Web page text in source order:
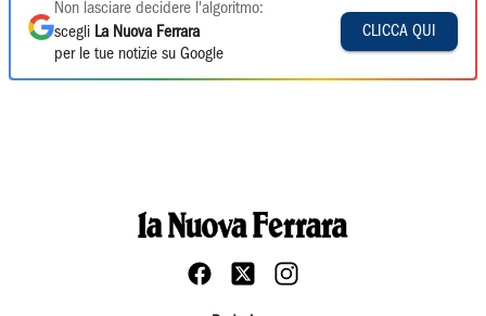
Non lasciare decidere l'algoritmo:
scegli La Nuova Ferrara
per le tue notizie su Google
CLICCA QUI